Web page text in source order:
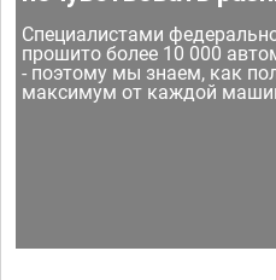
Специалистами
прошито более 10 000
- поэтому мы знаем, как
максимум от каждой